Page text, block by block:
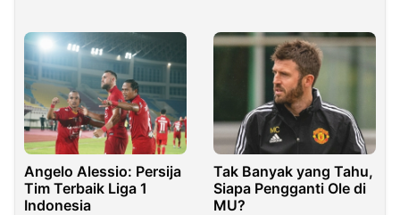
16 Tahun 2022
Angelo Alessio: Persija
Tim Terbaik Liga 1
Indonesia
Tak Banyak yang Tahu,
Siapa Pengganti Ole di
MU?